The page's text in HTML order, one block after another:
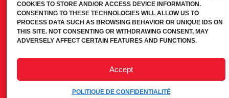
COOKIES TO STORE AND/OR ACCESS DEVICE INFORMATION.
CONSENTING TO THESE TECHNOLOGIES WILL ALLOW US TO
PROCESS DATA SUCH AS BROWSING BEHAVIOR OR UNIQUE IDS ON
THIS SITE. NOT CONSENTING OR WITHDRAWING CONSENT, MAY
ADVERSELY AFFECT CERTAIN FEATURES AND FUNCTIONS.
Accept
POLITIQUE DE CONFIDENTIALITÉ
POLITIQUE DE CONFIDENTIALITÉ
© 2026 LIBERTÉ DE LA PRESSE CANADA. TOUS DROITS RÉSERVÉS.